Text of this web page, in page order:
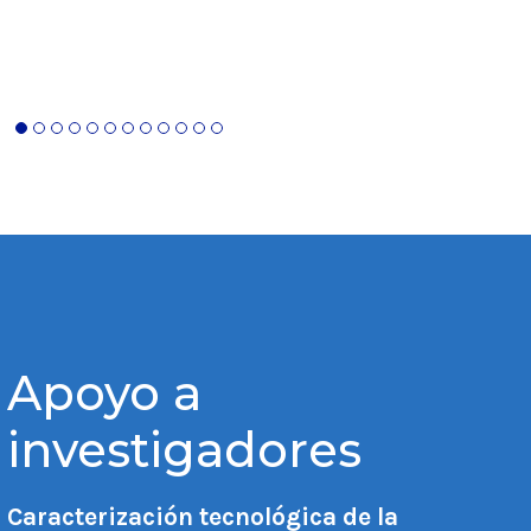
Ver más
Apoyo a
investigadores
Caracterización tecnológica de la